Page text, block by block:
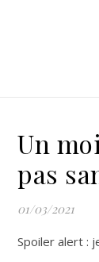
Un
pas
01/03/2021
Spoiler alert :